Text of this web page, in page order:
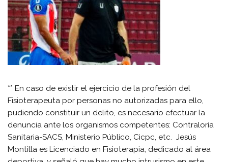
** En caso de existir el ejercicio de la profesión del
Fisioterapeuta por personas no autorizadas para ello,
pudiendo constituir un delito, es necesario efectuar la
denuncia ante los organismos competentes: Contraloría
Sanitaria-SACS, Ministerio Público, Cicpc, etc. Jesús
Montilla es Licenciado en Fisioterapia, dedicado al área